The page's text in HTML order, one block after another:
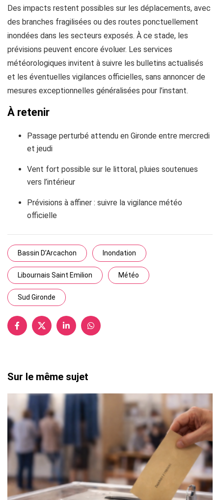
Des impacts restent possibles sur les déplacements, avec
des branches fragilisées ou des routes ponctuellement
inondées dans les secteurs exposés. À ce stade, les
prévisions peuvent encore évoluer. Les services
météorologiques invitent à suivre les bulletins actualisés
et les éventuelles vigilances officielles, sans annoncer de
mesures exceptionnelles généralisées pour l’instant.
À retenir
Passage perturbé attendu en Gironde entre mercredi
et jeudi
Vent fort possible sur le littoral, pluies soutenues
vers l’intérieur
Prévisions à affiner : suivre la vigilance météo
officielle
Bassin D’Arcachon Inondation
Libournais Saint Emilion Météo
Sud Gironde
Sur le même sujet